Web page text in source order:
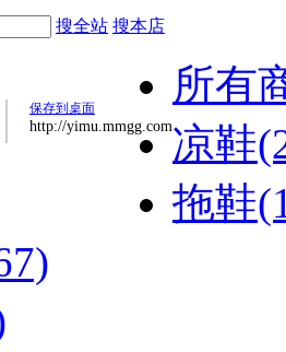
搜全站 搜本店
保存到桌面
http://yimu.mmgg.com
所有
凉鞋
拖鞋